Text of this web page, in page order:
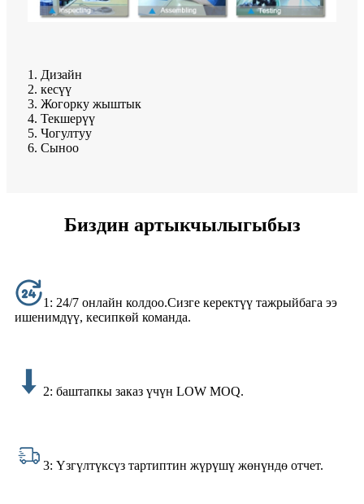
1. Дизайн
2. кесүү
3. Жогорку жыштык
4. Текшерүү
5. Чогултуу
6. Сыноо
Биздин артыкчылыгыбыз
1: 24/7 онлайн колдоо.Сизге керектүү тажрыйбага ээ
ишенимдүү, кесипкөй команда.
2: баштапкы заказ үчүн LOW MOQ.
3: Үзгүлтүксүз тартиптин жүрүшү жөнүндө отчет.